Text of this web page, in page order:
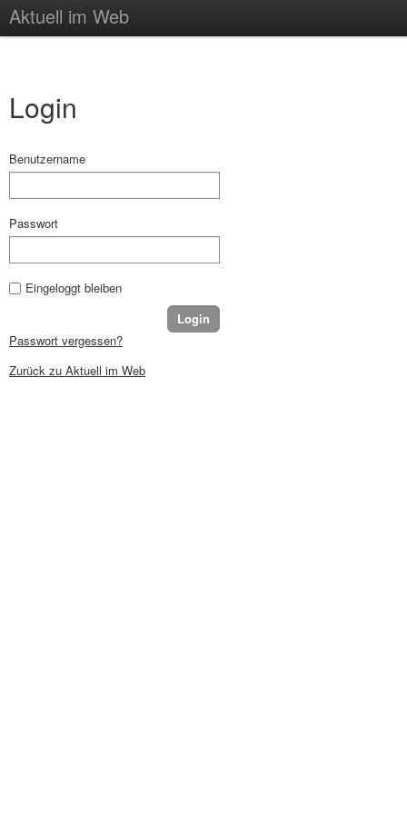
Aktuell im Web
Login
Benutzername
Passwort
Eingeloggt bleiben
Passwort vergessen?
Zurück zu Aktuell im Web